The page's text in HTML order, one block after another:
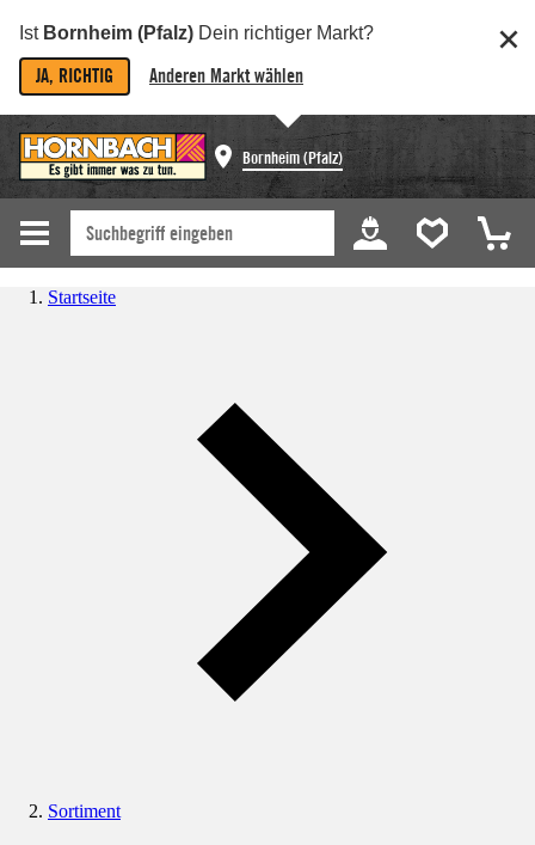
Ist Bornheim (Pfalz) Dein richtiger Markt?
JA, RICHTIG Anderen Markt wählen
Bornheim (Pfalz)
Startseite
Sortiment